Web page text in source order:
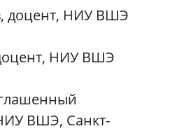
доцент, НИУ ВШЭ
НИУ ВШЭ
ВШЭ, Санкт-